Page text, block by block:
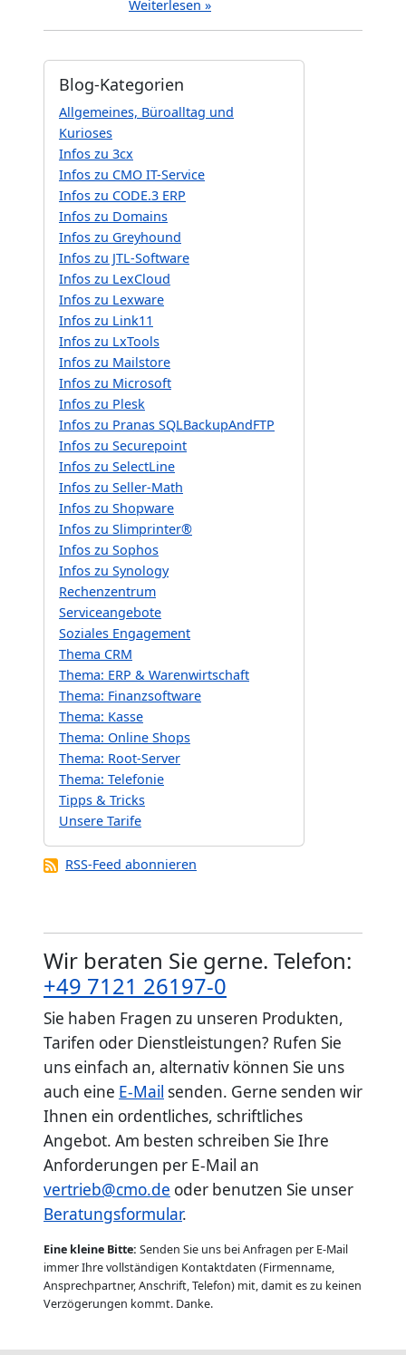
Weiterlesen »
Blog-Kategorien
Allgemeines, Büroalltag und
Kurioses
Infos zu 3cx
Infos zu CMO IT-Service
Infos zu CODE.3 ERP
Infos zu Domains
Infos zu Greyhound
Infos zu JTL-Software
Infos zu LexCloud
Infos zu Lexware
Infos zu Link11
Infos zu LxTools
Infos zu Mailstore
Infos zu Microsoft
Infos zu Plesk
Infos zu Pranas SQLBackupAndFTP
Infos zu Securepoint
Infos zu SelectLine
Infos zu Seller-Math
Infos zu Shopware
Infos zu Slimprinter®
Infos zu Sophos
Infos zu Synology
Rechenzentrum
Serviceangebote
Soziales Engagement
Thema CRM
Thema: ERP & Warenwirtschaft
Thema: Finanzsoftware
Thema: Kasse
Thema: Online Shops
Thema: Root-Server
Thema: Telefonie
Tipps & Tricks
Unsere Tarife
RSS-Feed abonnieren
Wir beraten Sie gerne. Telefon:
+49 7121 26197-0
Sie haben Fragen zu unseren Produkten,
Tarifen oder Dienstleistungen? Rufen Sie
uns einfach an, alternativ können Sie uns
auch eine E-Mail senden. Gerne senden wir
Ihnen ein ordentliches, schriftliches
Angebot. Am besten schreiben Sie Ihre
Anforderungen per E-Mail an
vertrieb@cmo.de oder benutzen Sie unser
Beratungsformular.
Eine kleine Bitte: Senden Sie uns bei Anfragen per E-Mail
immer Ihre vollständigen Kontaktdaten (Firmenname,
Ansprechpartner, Anschrift, Telefon) mit, damit es zu keinen
Verzögerungen kommt. Danke.